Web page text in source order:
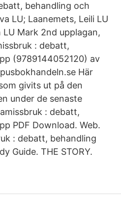
behandling och
LU; Laanemets, Leili LU
Mark 2nd upplagan,
: debatt,
(9789144052120) av
Här
givits ut på den
under de senaste
: debatt,
PDF Download. Web.
: debatt, behandling
Guide. THE STORY.